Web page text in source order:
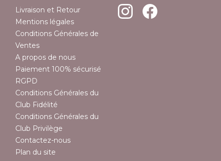
Livraison et Retour
Mentions légales
Conditions Générales de
Ventes
A propos de nous
Paiement 100% sécurisé
RGPD
Conditions Générales du
Club Fidélité
Conditions Générales du
Club Privilège
Contactez-nous
Plan du site